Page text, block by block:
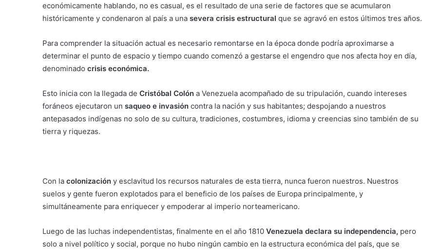
económicamente hablando, no es casual, es el resultado de una serie de factores que se acumularon
históricamente y condenaron al país a una severa crisis estructural que se agravó en estos últimos tres años.
Para comprender la situación actual es necesario remontarse en la época donde podría aproximarse a
determinar el punto de espacio y tiempo cuando comenzó a gestarse el engendro que nos afecta hoy en día,
denominado crisis económica.
Esto inicia con la llegada de Cristóbal Colón a Venezuela acompañado de su tripulación, cuando intereses
foráneos ejecutaron un saqueo e invasión contra la nación y sus habitantes; despojando a nuestros
antepasados indígenas no solo de su cultura, tradiciones, costumbres, idioma y creencias sino también de su
tierra y riquezas.
Con la colonización y esclavitud los recursos naturales de esta tierra, nunca fueron nuestros. Nuestros
suelos y gente fueron explotados para el beneficio de los países de Europa principalmente, y
simultáneamente para enriquecer y empoderar al imperio norteamericano.
Luego de las luchas independentistas, finalmente en el año 1810 Venezuela declara su independencia, pero
solo a nivel político y social, porque no hubo ningún cambio en la estructura económica del país, que se